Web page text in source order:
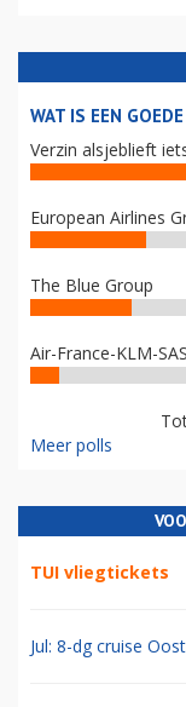
WAT IS EEN
Verzin alsjeblieft
European Airlines
The Blue Group
Air-France-KLM-
Meer polls
TUI vliegtickets
Jul: 8-dg cruise